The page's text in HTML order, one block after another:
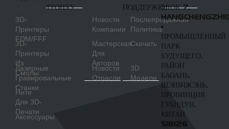
3D-
Принтеры
FDM/FFF
3D-
Принтеры
Из
Смолы
Лазерные
Гравировальные
Станки
Нити
Для 3D-
Печати
Аксессуары
ТРОНХУ
Новости
Компании
Мастерская
Для
Авторов
Новости
Отрасли
ПОДДЕРЖКИ
Послепродажная
Политика
Скачать
3D
Модели
БЛОК 7,
•
ПРОМЫШЛЕННЫЙ
ПАРК
БУДУЩЕГО,
РАЙОН
БАОАНЬ,
ШЭНЬЧЖЭНЬ,
ПРОВИНЦИЯ
ГУАНДУН,
КИТАЙ
518126